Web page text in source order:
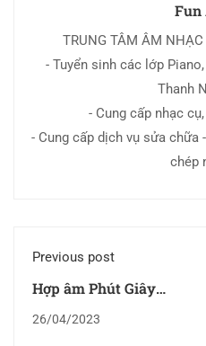
Fun
TRUNG TÂM ÂM
- Tuyển sinh các lớp
Thanh
- Cung cấp nhạc
- Cung cấp dịch vụ sửa chữa
chép
Previous post
Hợp âm Phút Giây
26/04/2023